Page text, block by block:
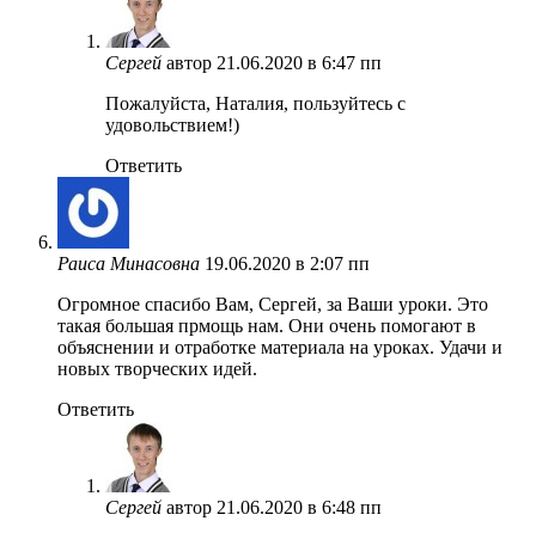
Сергей автор 21.06.2020 в 6:47 пп
Пожалуйста, Наталия, пользуйтесь с
удовольствием!)
Ответить
Раиса Минасовна 19.06.2020 в 2:07 пп
Огромное спасибо Вам, Сергей, за Ваши уроки. Это
такая большая прмощь нам. Они очень помогают в
объяснении и отработке материала на уроках. Удачи и
новых творческих идей.
Ответить
Сергей автор 21.06.2020 в 6:48 пп